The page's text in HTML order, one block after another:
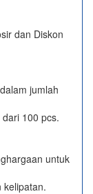
dan Diskon
jumlah
100 pcs.
untuk
kelipatan.